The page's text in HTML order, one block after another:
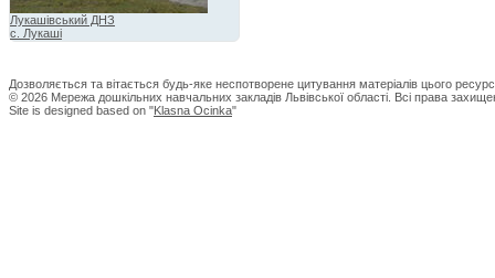
Лукашівський ДНЗ
с. Лукаші
Дозволяється та вітається будь-яке неспотворене цитування матеріалів цього
© 2026 Мережа дошкільних навчальних закладів Львівської області. Всі права
Site is designed based on "Klasna Ocinka"